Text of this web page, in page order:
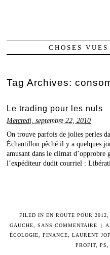
CHOSES
Tag Archives:
Le trading pour les nuls
Mercredi, septembre 22, 2010
On trouve parfois de jolies perles
Échantillon pêché il y a quelques
amusant dans le climat d’opprobre
l’expéditeur dudit courriel :
FILED IN EN ROUTE POUR 2012
GAUCHE
,SANS COMMENTAIRE |
ÉCOLOGIE
FINANCE LAURENT
PROFIT ,PS